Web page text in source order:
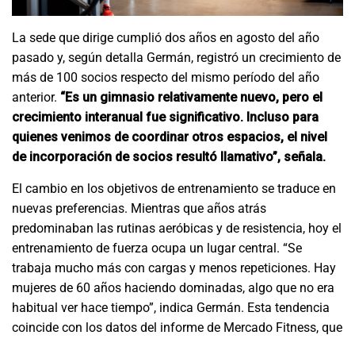
La sede que dirige cumplió dos años en agosto del año
pasado y, según detalla Germán, registró un crecimiento de
más de 100 socios respecto del mismo período del año
anterior. “Es un gimnasio relativamente nuevo, pero el
crecimiento interanual fue significativo. Incluso para
quienes venimos de coordinar otros espacios, el nivel
de incorporación de socios resultó llamativo”, señala.
El cambio en los objetivos de entrenamiento se traduce en
nuevas preferencias. Mientras que años atrás
predominaban las rutinas aeróbicas y de resistencia, hoy el
entrenamiento de fuerza ocupa un lugar central. “Se
trabaja mucho más con cargas y menos repeticiones. Hay
mujeres de 60 años haciendo dominadas, algo que no era
habitual ver hace tiempo”, indica Germán. Esta tendencia
coincide con los datos del informe de Mercado Fitness, que